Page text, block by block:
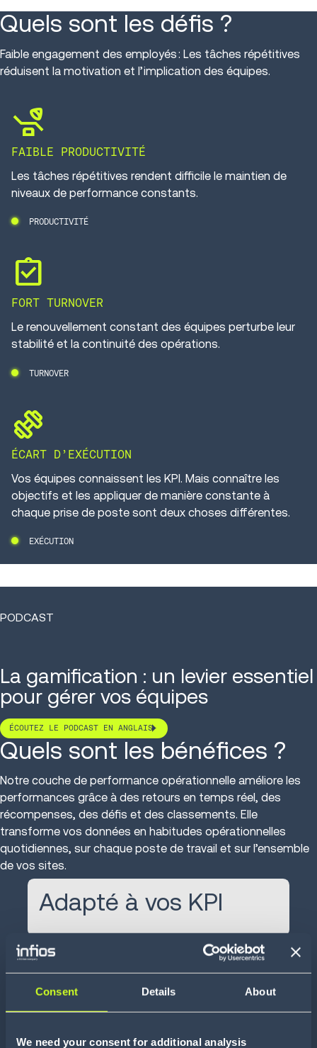
Consent Details About
We need your consent for additional analysis
Quels sont les défis ?
Faible engagement des employés : Les tâches répétitives
réduisent la motivation et l’implication des équipes.
procedure
FAIBLE PRODUCTIVITÉ
Les tâches répétitives rendent difficile le maintien de
niveaux de performance constants.
PRODUCTIVITÉ
assignment_turned_in
FORT TURNOVER
Le renouvellement constant des équipes perturbe leur
stabilité et la continuité des opérations.
TURNOVER
exercise
ÉCART D’EXÉCUTION
Vos équipes connaissent les KPI. Mais connaître les
objectifs et les appliquer de manière constante à
chaque prise de poste sont deux choses différentes.
EXÉCUTION
PODCAST
La gamification : un levier essentiel
pour gérer vos équipes
ÉCOUTEZ LE PODCAST EN ANGLAIS
Quels sont les bénéfices ?
Notre couche de performance opérationnelle améliore les
performances grâce à des retours en temps réel, des
récompenses, des défis et des classements. Elle
transforme vos données en habitudes opérationnelles
quotidiennes, sur chaque poste de travail et sur l’ensemble
de vos sites.
Adapté à vos KPI
Configuré selon vos
opérations
Fonctionne avec vos